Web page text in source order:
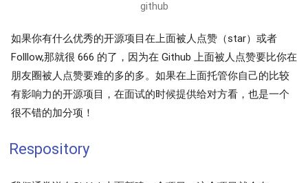
github
如果你有什么优秀的开源项目在上面被人点赞（star）或者
Folllow,那就很 666 的了，因为在 Github 上面被人点赞要比你在
朋友圈被人点赞要难的多的多。如果在上面托管你自己的比较
有影响力的开源项目，在面试的时候提供给对方看，也是一个
很不错的加分项！
Respository